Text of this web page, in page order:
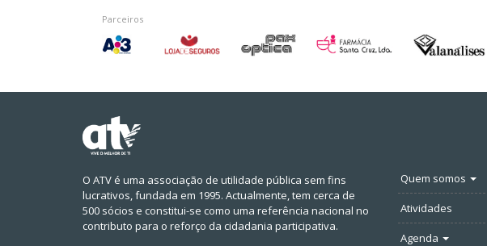
Parceiros
O ATV é uma associação de utilidade pública sem fins
lucrativos, fundada em 1995. Actualmente, tem cerca de
500 sócios e constitui-se como uma referência nacional no
contributo para o reforço da cidadania participativa.
Quem somos
Atividades
Agenda